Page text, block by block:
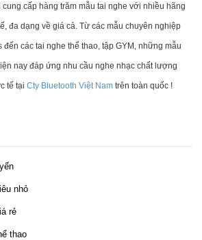
cấp hàng trăm mẫu tai nghe với nhiều hãng
đa dạng về giá cả. Từ các mẫu chuyên nghiệp
các tai nghe thể thao, tập GYM, những mẫu
nay đáp ứng nhu cầu nghe nhạc chất lượng
tế tại Cty Bluetooth Việt Nam trên toàn quốc !
nhỏ
rẻ
thao